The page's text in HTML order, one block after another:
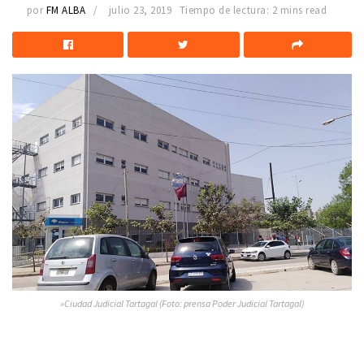
por FM ALBA julio 23, 2019 Tiempo de lectura: 2 mins read
»Ciudad Judicial Tartagal (Foto: prensa Poder Judicial Tartagal)